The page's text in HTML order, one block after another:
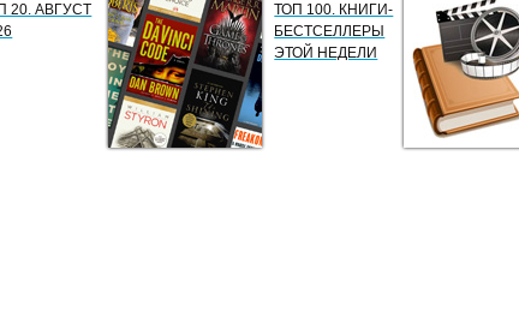
20. АВГУСТ
ТОП 100. КНИГИ-
БЕСТСЕЛЛЕРЫ
ЭТОЙ НЕДЕЛИ